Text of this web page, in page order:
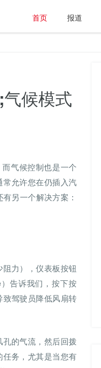
首页 报道
候模式
气候控制也是一个
允许您在仍插入汽
另一个解决方案：
力），仪表板按钮
告诉我们，按下按
致驾驶员降低风扇转
的气流，然后回拨
务，尤其是当您有